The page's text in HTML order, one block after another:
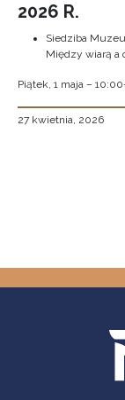
2026 R.
Siedziba
Między wiarą a
Piątek, 1 maja –
27 kwietnia, 2026